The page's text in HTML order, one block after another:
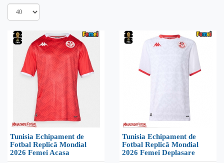
Tunisia Echipament de
Fotbal Replică Mondial
2026 Femei Acasa
Tunisia Echipament de
Fotbal Replică Mondial
2026 Femei Deplasare